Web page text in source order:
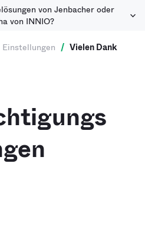
von Jenbacher oder
von INNIO?
/ Vielen Dank